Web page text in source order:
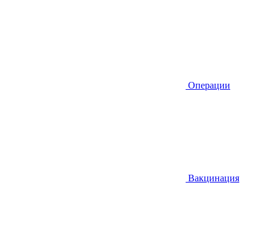
Операции
Вакцинация